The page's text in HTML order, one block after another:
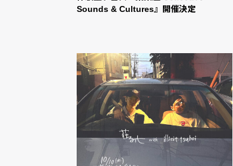
Sounds & Cultures』開催決定